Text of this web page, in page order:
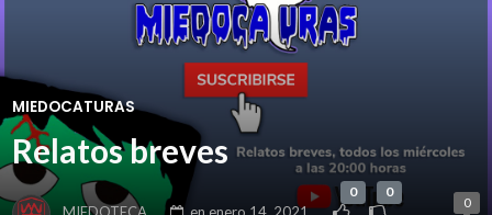
MIEDOCATURAS
Relatos breves
MIEDOTECA en enero 14, 2021
0 0
0